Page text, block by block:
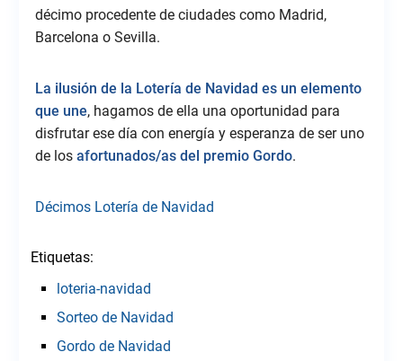
décimo procedente de ciudades como Madrid,
Barcelona o Sevilla.
La ilusión de la Lotería de Navidad es un elemento
que une, hagamos de ella una oportunidad para
disfrutar ese día con energía y esperanza de ser uno
de los afortunados/as del premio Gordo.
Décimos Lotería de Navidad
Etiquetas:
loteria-navidad
Sorteo de Navidad
Gordo de Navidad